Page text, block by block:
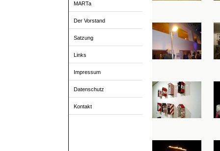
MARTa
Der Vorstand
Satzung
Links
Impressum
Datenschutz
Kontakt